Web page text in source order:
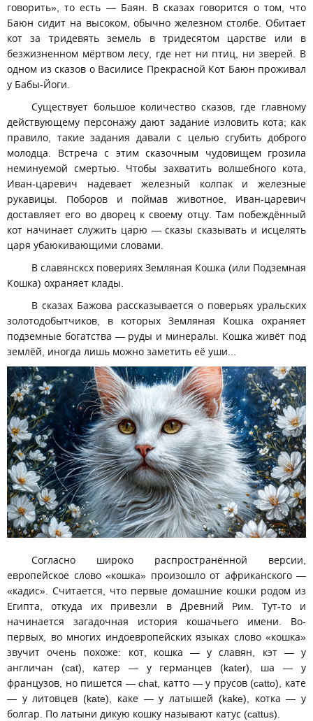
говорить», то есть — Баян. В сказах говорится о том, что
Баюн сидит на высоком, обычно железном столбе. Обитает
кот за тридевять земель в тридесятом царстве или в
безжизненном мёртвом лесу, где нет ни птиц, ни зверей. В
одном из сказов о Василисе Прекрасной Кот Баюн проживал
у Бабы-Йоги.
Существует большое количество сказов, где главному
действующему персонажу дают задание изловить кота; как
правило, такие задания давали с целью сгубить доброго
молодца. Встреча с этим сказочным чудовищем грозила
неминуемой смертью. Чтобы захватить волшебного кота,
Иван-царевич надевает железный колпак и железные
рукавицы. Поборов и поймав животное, Иван-царевич
доставляет его во дворец к своему отцу. Там побеждённый
кот начинает служить царю — сказы сказывать и исцелять
царя убаюкивающими словами.
В славянсксх повериях Земляная Кошка (или Подземная
Кошка) охраняет клады.
В сказах Бажова рассказывается о поверьях уральских
золотодобытчиков, в которых Земляная Кошка охраняет
подземные богатства — руды и минералы. Кошка живёт под
землёй, иногда лишь можно заметить её уши...
Согласно широко распространённой версии,
европейское слово «кошка» произошло от африканского —
«кадис». Считается, что первые домашние кошки родом из
Египта, откуда их привезли в Древний Рим. Тут-то и
начинается загадочная история кошачьего имени. Во-
первых, во многих индоевропейских языках слово «кошка»
звучит очень похоже: кот, кошка — у славян, кэт — у
англичан (cat), катер — у германцев (kater), ша — у
французов, но пишется — chat, катто — у прусов (catto), кате
— у литовцев (kate), каке — у латышей (kake), котка — у
болгар. По латыни дикую кошку называют катус (cattus).